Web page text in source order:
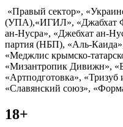
«Правый сектор»,
(УПА),«ИГИЛ», «Джабхат
ан-Нусра», «Джебхат ан-
партия (НБП), «Аль-
«Меджлис крымско-
«Мизантропик Дивижн»,
«Артподготовка»,
«Славянский союз»,
18+